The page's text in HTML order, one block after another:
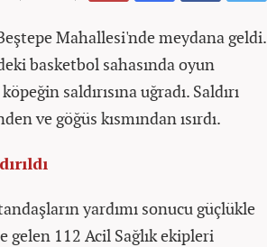
Mahallesi'nde meydana geldi.
basketbol sahasında oyun
saldırısına uğradı. Saldırı
ve göğüs kısmından ısırdı.
yardımı sonucu güçlükle
112 Acil Sağlık ekipleri